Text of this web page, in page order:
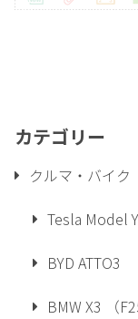
カテゴリー
クルマ・バイク
Tesla Model
BYD ATTO3
BMW X3 （